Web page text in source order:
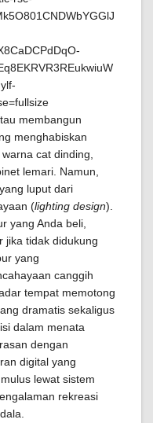
membangun
menghabiskan
cat dinding,
lemari. Namun,
luput dari
(lighting design).
yang Anda beli,
jika tidak didukung
yang
canggih
tempat memotong
dramatis sekaligus
dalam menata
dengan
digital yang
lewat sistem
rekreasi